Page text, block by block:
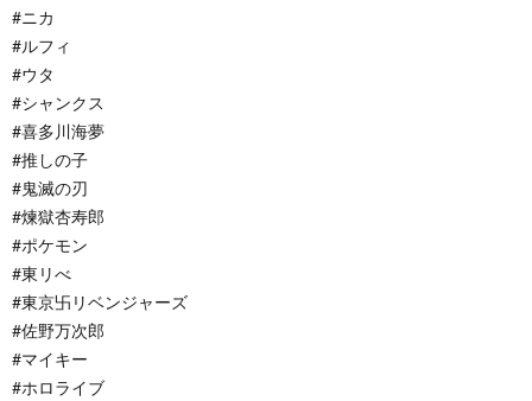
#ニカ
#ルフィ
#ウタ
#シャンクス
#喜多川海夢
#推しの子
#鬼滅の刃
#煉獄杏寿郎
#ポケモン
#東リべ
#東京卐リベンジャーズ
#佐野万次郎
#マイキー
#ホロライブ